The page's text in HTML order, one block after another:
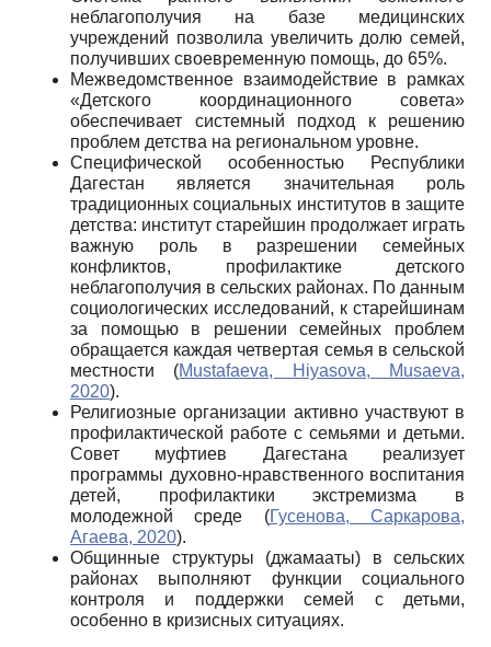
неблагополучия на базе медицинских
учреждений позволила увеличить долю семей,
получивших своевременную помощь, до 65%.
Межведомственное взаимодействие в рамках
«Детского координационного совета»
обеспечивает системный подход к решению
проблем детства на региональном уровне.
Специфической особенностью Республики
Дагестан является значительная роль
традиционных социальных институтов в защите
детства: институт старейшин продолжает играть
важную роль в разрешении семейных
конфликтов, профилактике детского
неблагополучия в сельских районах. По данным
социологических исследований, к старейшинам
за помощью в решении семейных проблем
обращается каждая четвертая семья в сельской
местности (Mustafaeva, Hiyasova, Musaeva,
2020).
Религиозные организации активно участвуют в
профилактической работе с семьями и детьми.
Совет муфтиев Дагестана реализует
программы духовно-нравственного воспитания
детей, профилактики экстремизма в
молодежной среде (Гусенова, Саркарова,
Агаева, 2020).
Общинные структуры (джамааты) в сельских
районах выполняют функции социального
контроля и поддержки семей с детьми,
особенно в кризисных ситуациях.